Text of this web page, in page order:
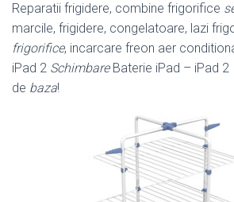
Reparatii frigidere, combine frigorifice
marcile, frigidere, congelatoare, lazi
frigorifice, incarcare freon aer
iPad 2 SchimbareBaterie iPad – iPad 2
de baza!